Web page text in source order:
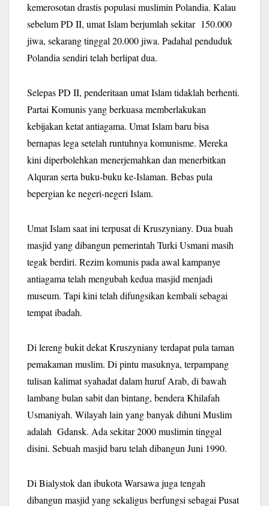
kemerosotan drastis populasi muslimin Polandia. Kalau
sebelum PD II, umat Islam berjumlah sekitar 150.000
jiwa, sekarang tinggal 20.000 jiwa. Padahal penduduk
Polandia sendiri telah berlipat dua.
Selepas PD II, penderitaan umat Islam tidaklah berhenti.
Partai Komunis yang berkuasa memberlakukan
kebijakan ketat antiagama. Umat Islam baru bisa
bernapas lega setelah runtuhnya komunisme. Mereka
kini diperbolehkan menerjemahkan dan menerbitkan
Alquran serta buku-buku ke-Islaman. Bebas pula
bepergian ke negeri-negeri Islam.
Umat Islam saat ini terpusat di Kruszyniany. Dua buah
masjid yang dibangun pemerintah Turki Usmani masih
tegak berdiri. Rezim komunis pada awal kampanye
antiagama telah mengubah kedua masjid menjadi
museum. Tapi kini telah difungsikan kembali sebagai
tempat ibadah.
Di lereng bukit dekat Kruszyniany terdapat pula taman
pemakaman muslim. Di pintu masuknya, terpampang
tulisan kalimat syahadat dalam huruf Arab, di bawah
lambang bulan sabit dan bintang, bendera Khilafah
Usmaniyah. Wilayah lain yang banyak dihuni Muslim
adalah Gdansk. Ada sekitar 2000 muslimin tinggal
disini. Sebuah masjid baru telah dibangun Juni 1990.
Di Bialystok dan ibukota Warsawa juga tengah
dibangun masjid yang sekaligus berfungsi sebagai Pusat